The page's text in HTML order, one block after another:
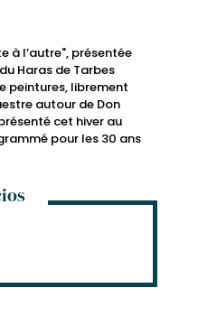
à l’autre", présentée
Haras de Tarbes
peintures, librement
autour de Don
cet hiver au
pour les 30 ans